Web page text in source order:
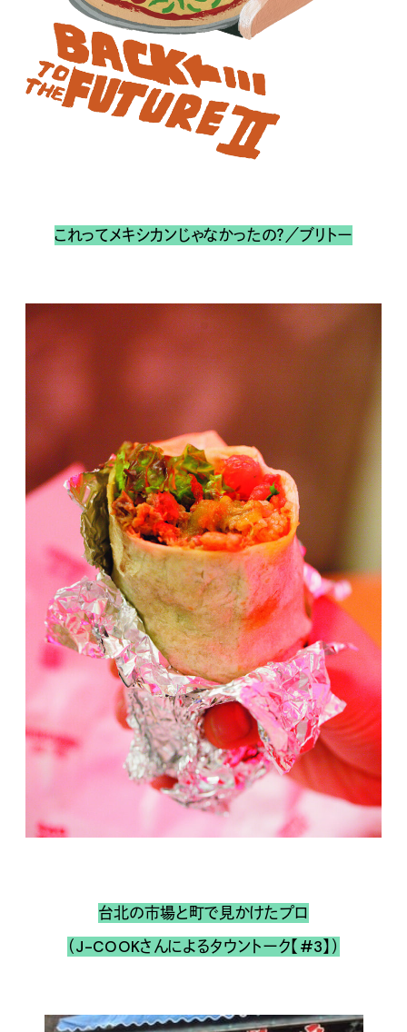
これってメキシカンじゃなかったの？／ブリトー
台北の市場と町で見かけたプロ
（J-COOKさんによるタウントーク【#3】）